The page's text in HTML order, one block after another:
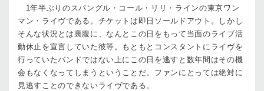
1年半ぶりのスパングル・コール・リリ・ラインの東京ワン
マン・ライヴである。チケットは即日ソールドアウト。しかし
そんな状況とは裏腹に、なんとこの日をもって当面のライブ活
動休止を宣言していた彼等。もともとコンスタントにライヴを
行っていたバンドではない上にこの日を逃すと数年間はその機
会もなくなってしまうということだ。ファンにとっては絶対に
見逃すことのできないライヴである。